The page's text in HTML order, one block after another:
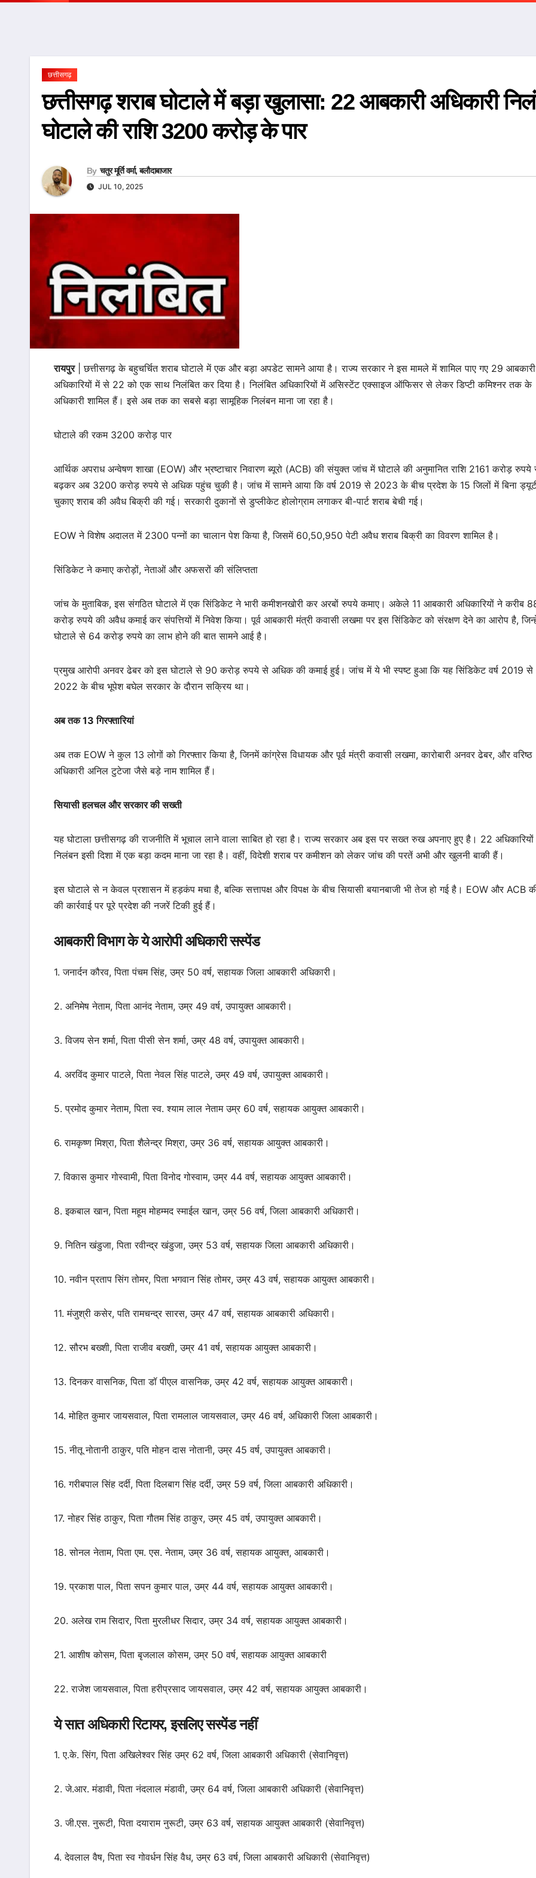
छत्तीसगढ़
छत्तीसगढ़ शराब घोटाले में बड़ा खुलासा: 22 आबकारी अधिकारी
घोटाले की राशि 3200 करोड़ के पार
By चतुर मूर्ति वर्मा, बलौदाबाजार
JUL 10, 2025
रायपुर| छत्तीसगढ़ के बहुचर्चित शराब घोटाले में एक और बड़ा अपडेट सामने आया है। राज्य सरकार ने इस मामले में शामिल पाए गए 29 आबकारी
अधिकारियों में से 22 को एक साथ निलंबित कर दिया है। निलंबित अधिकारियों में असिस्टेंट एक्साइज ऑफिसर से लेकर डिप्टी कमिश्नर तक के
अधिकारी शामिल हैं। इसे अब तक का सबसे बड़ा सामूहिक निलंबन माना जा रहा है।
घोटाले की रकम 3200 करोड़ पार
आर्थिक अपराध अन्वेषण शाखा (EOW) और भ्रष्टाचार निवारण ब्यूरो (ACB) की संयुक्त जांच में घोटाले की अनुमानित राशि 2161 करोड़ रुपये
बढ़कर अब 3200 करोड़ रुपये से अधिक पहुंच चुकी है। जांच में सामने आया कि वर्ष 2019 से 2023 के बीच प्रदेश के 15 जिलों में बिना
चुकाए शराब की अवैध बिक्री की गई। सरकारी दुकानों से डुप्लीकेट होलोग्राम लगाकर बी-पार्ट शराब बेची गई।
EOW ने विशेष अदालत में 2300 पन्नों का चालान पेश किया है, जिसमें 60,50,950 पेटी अवैध शराब बिक्री का विवरण शामिल है।
सिंडिकेट ने कमाए करोड़ों, नेताओं और अफसरों की संलिप्तता
जांच के मुताबिक, इस संगठित घोटाले में एक सिंडिकेट ने भारी कमीशनखोरी कर अरबों रुपये कमाए। अकेले 11 आबकारी अधिकारियों ने करीब
करोड़ रुपये की अवैध कमाई कर संपत्तियों में निवेश किया। पूर्व आबकारी मंत्री कवासी लखमा पर इस सिंडिकेट को संरक्षण देने का आरोप है,
घोटाले से 64 करोड़ रुपये का लाभ होने की बात सामने आई है।
प्रमुख आरोपी अनवर ढेबर को इस घोटाले से 90 करोड़ रुपये से अधिक की कमाई हुई। जांच में ये भी स्पष्ट हुआ कि यह सिंडिकेट वर्ष 2019 से
2022 के बीच भूपेश बघेल सरकार के दौरान सक्रिय था।
अब तक 13 गिरफ्तारियां
अब तक EOW ने कुल 13 लोगों को गिरफ्तार किया है, जिनमें कांग्रेस विधायक और पूर्व मंत्री कवासी लखमा, कारोबारी अनवर ढेबर, और
अधिकारी अनिल टुटेजा जैसे बड़े नाम शामिल हैं।
सियासी हलचल और सरकार की सख्ती
यह घोटाला छत्तीसगढ़ की राजनीति में भूचाल लाने वाला साबित हो रहा है। राज्य सरकार अब इस पर सख्त रुख अपनाए हुए है। 22
निलंबन इसी दिशा में एक बड़ा कदम माना जा रहा है। वहीं, विदेशी शराब पर कमीशन को लेकर जांच की परतें अभी और खुलनी बाकी हैं।
इस घोटाले से न केवल प्रशासन में हड़कंप मचा है, बल्कि सत्तापक्ष और विपक्ष के बीच सियासी बयानबाजी भी तेज हो गई है। EOW और ACB
की कार्रवाई पर पूरे प्रदेश की नजरें टिकी हुई हैं।
आबकारी विभाग के ये आरोपी अधिकारी सस्पेंड
1. जनार्दन कौरव, पिता पंचम सिंह, उम्र 50 वर्ष, सहायक जिला आबकारी अधिकारी।
2. अनिमेष नेताम, पिता आनंद नेताम, उम्र 49 वर्ष, उपायुक्त आबकारी।
3. विजय सेन शर्मा, पिता पीसी सेन शर्मा, उम्र 48 वर्ष, उपायुक्त आबकारी।
4. अरविंद कुमार पाटले, पिता नेवल सिंह पाटले, उम्र 49 वर्ष, उपायुक्त आबकारी।
5. प्रमोद कुमार नेताम, पिता स्व. श्याम लाल नेताम उम्र 60 वर्ष, सहायक आयुक्त आबकारी।
6. रामकृष्ण मिश्रा, पिता शैलेन्द्र मिश्रा, उम्र 36 वर्ष, सहायक आयुक्त आबकारी।
7. विकास कुमार गोस्वामी, पिता विनोद गोस्वाम, उम्र 44 वर्ष, सहायक आयुक्त आबकारी।
8. इकबाल खान, पिता महूम मोहम्मद स्माईल खान, उम्र 56 वर्ष, जिला आबकारी अधिकारी।
9. नितिन खंडुजा, पिता रवीन्द्र खंडुजा, उम्र 53 वर्ष, सहायक जिला आबकारी अधिकारी।
10. नवीन प्रताप सिंग तोमर, पिता भगवान सिंह तोमर, उम्र 43 वर्ष, सहायक आयुक्त आबकारी।
11. मंजुश्री कसेर, पति रामचन्द्र सारस, उम्र 47 वर्ष, सहायक आबकारी अधिकारी।
12. सौरभ बख्शी, पिता राजीव बख्शी, उम्र 41 वर्ष, सहायक आयुक्त आबकारी।
13. दिनकर वासनिक, पिता डॉ पीएल वासनिक, उम्र 42 वर्ष, सहायक आयुक्त आबकारी।
14. मोहित कुमार जायसवाल, पिता रामलाल जायसवाल, उम्र 46 वर्ष, अधिकारी जिला आबकारी।
15. नीतू नोतानी ठाकुर, पति मोहन दास नोतानी, उम्र 45 वर्ष, उपायुक्त आबकारी।
16. गरीबपाल सिंह दर्दी, पिता दिलबाग सिंह दर्दी, उम्र 59 वर्ष, जिला आबकारी अधिकारी।
17. नोहर सिंह ठाकुर, पिता गौतम सिंह ठाकुर, उम्र 45 वर्ष, उपायुक्त आबकारी।
18. सोनल नेताम, पिता एम. एस. नेताम, उम्र 36 वर्ष, सहायक आयुक्त, आबकारी।
19. प्रकाश पाल, पिता सपन कुमार पाल, उम्र 44 वर्ष, सहायक आयुक्त आबकारी।
20. अलेख राम सिदार, पिता मुरलीधर सिदार, उम्र 34 वर्ष, सहायक आयुक्त आबकारी।
21. आशीष कोसम, पिता बृजलाल कोसम, उम्र 50 वर्ष, सहायक आयुक्त आबकारी
22. राजेश जायसवाल, पिता हरीप्रसाद जायसवाल, उम्र 42 वर्ष, सहायक आयुक्त आबकारी।
ये सात अधिकारी रिटायर, इसलिए सस्पेंड नहीं
1. ए.के. सिंग, पिता अखिलेश्वर सिंह उम्र 62 वर्ष, जिला आबकारी अधिकारी (सेवानिवृत्त)
2. जे.आर. मंडावी, पिता नंदलाल मंडावी, उम्र 64 वर्ष, जिला आबकारी अधिकारी (सेवानिवृत्त)
3. जी.एस. नुरूटी, पिता दयाराम नुरूटी, उम्र 63 वर्ष, सहायक आयुक्त आबकारी (सेवानिवृत्त)
4. देवलाल वैष, पिता स्व गोवर्धन सिंह वैध, उम्र 63 वर्ष, जिला आबकारी अधिकारी (सेवानिवृत्त)